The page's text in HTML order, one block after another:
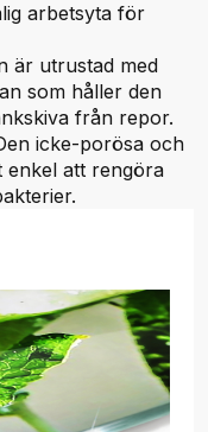
arbetsyta för
är utrustad med
som håller den
från repor.
icke-porösa och
enkel att rengöra